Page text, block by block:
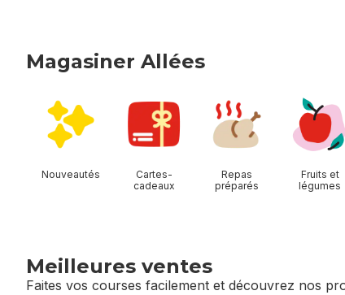
Magasiner Allées
Nouveautés
Cartes-
cadeaux
Repas
préparés
Fruits et
légumes
Meilleures ventes
Faites vos courses facilement et découvrez nos